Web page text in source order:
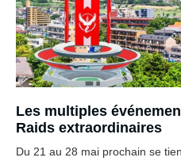
Les multiples
Raids extraordinaires
Du 21 au 28 mai prochain se